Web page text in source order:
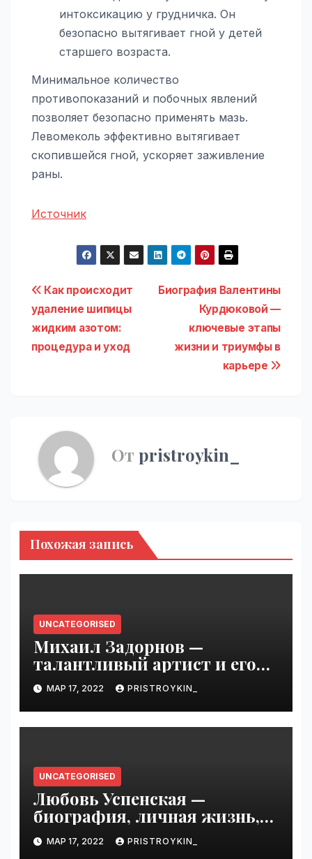
интоксикацию у грудничка. Он
безопасно вытягивает гной у детей
старшего возраста.
Минимальное количество
противопоказаний и побочных явлений
позволяет безопасно применять мазь.
Левомеколь эффективно вытягивает
скопившейся гной, ускоряет заживление
раны.
Источник
Навигация
по
записям
Биография Валентины
Курдюковой —
ключевые этапы
жизни и триумфы в
карьере
Как происходит
удаление шипицы
жидким азотом:
процедура и уход
От pristroykin_
Похожая запись
UNCATEGORISED
Михаил Задорнов —
талантливый артист и его
увлекательная биография —
выдающиеся достижения,
известность и интересные
факты из личной жизни!
МАР 17, 2022 PRISTROYKIN_
UNCATEGORISED
Любовь Успенская —
биография, личная жизнь,
достижения
МАР 17, 2022 PRISTROYKIN_